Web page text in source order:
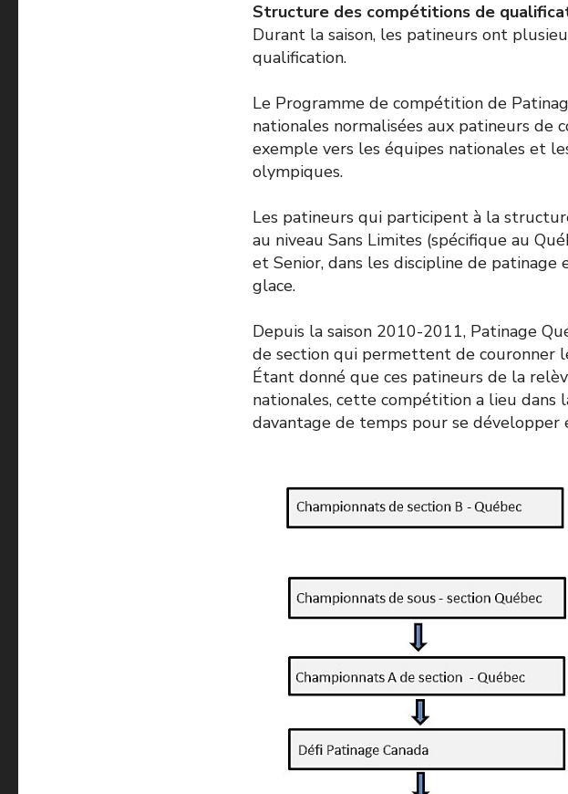
Structure des compétitions de
Durant la saison, les patineurs ont
qualification.
Le Programme de compétition de
nationales normalisées aux patineurs de
exemple vers les équipes nationales et
olympiques.
Les patineurs qui participent à la
au niveau Sans Limites (spécifique au
et Senior, dans les discipline de
glace.
Depuis la saison 2010-2011, Patinage
de section qui permettent de couronner
Étant donné que ces patineurs de la
nationales, cette compétition a lieu dans
davantage de temps pour se développer